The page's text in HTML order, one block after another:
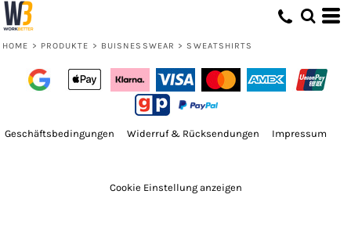
HOME > PRODUKTE > BUISNESSWEAR > SWEATSHIRTS
Geschäftsbedingungen Widerruf & Rücksendungen Impressum
Cookie Einstellung anzeigen